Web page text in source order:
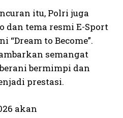
itu, Polri juga
dan tema resmi E-Sport
“Dream to Become”.
semangat
bermimpi dan
prestasi.
akan